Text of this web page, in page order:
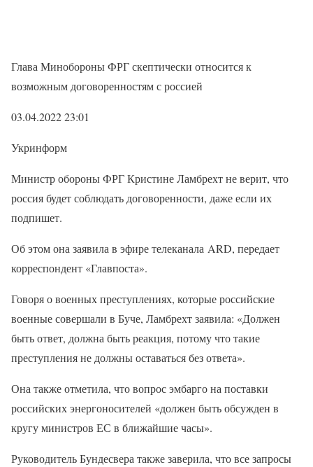
Глава Минобороны ФРГ скептически относится к
возможным договоренностям с россией
03.04.2022 23:01
Укринформ
Министр обороны ФРГ Кристине Ламбрехт не верит, что
россия будет соблюдать договоренности, даже если их
подпишет.
Об этом она заявила в эфире телеканала ARD, передает
корреспондент «Главпоста».
Говоря о военных преступлениях, которые российские
военные совершали в Буче, Ламбрехт заявила: «Должен
быть ответ, должна быть реакция, потому что такие
преступления не должны оставаться без ответа».
Она также отметила, что вопрос эмбарго на поставки
российских энергоносителей «должен быть обсужден в
кругу министров ЕС в ближайшие часы».
Руководитель Бундесвера также заверила, что все запросы